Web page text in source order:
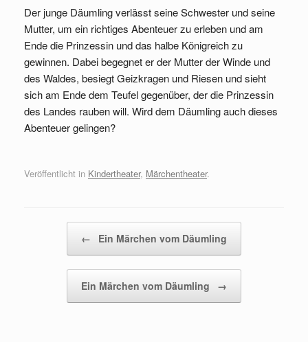
Der junge Däumling verlässt seine Schwester und seine
Mutter, um ein richtiges Abenteuer zu erleben und am
Ende die Prinzessin und das halbe Königreich zu
gewinnen. Dabei begegnet er der Mutter der Winde und
des Waldes, besiegt Geizkragen und Riesen und sieht
sich am Ende dem Teufel gegenüber, der die Prinzessin
des Landes rauben will. Wird dem Däumling auch dieses
Abenteuer gelingen?
Veröffentlicht in Kindertheater, Märchentheater.
← Ein Märchen vom Däumling
Ein Märchen vom Däumling →